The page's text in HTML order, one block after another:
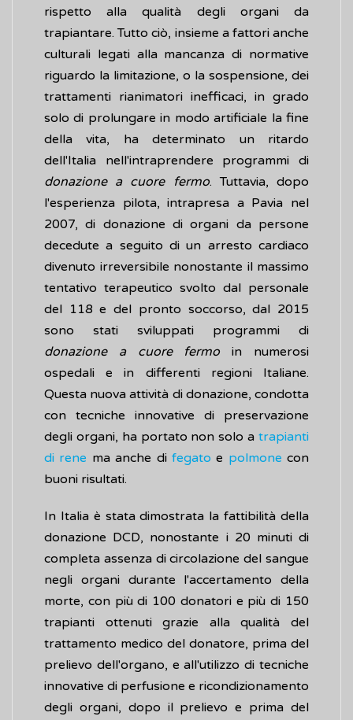
rispetto alla qualità degli organi da
trapiantare. Tutto ciò, insieme a fattori anche
culturali legati alla mancanza di normative
riguardo la limitazione, o la sospensione, dei
trattamenti rianimatori inefficaci, in grado
solo di prolungare in modo artificiale la fine
della vita, ha determinato un ritardo
dell'Italia nell'intraprendere programmi di
donazione a cuore fermo. Tuttavia, dopo
l'esperienza pilota, intrapresa a Pavia nel
2007, di donazione di organi da persone
decedute a seguito di un arresto cardiaco
divenuto irreversibile nonostante il massimo
tentativo terapeutico svolto dal personale
del 118 e del pronto soccorso, dal 2015
sono stati sviluppati programmi di
donazione a cuore fermo in numerosi
ospedali e in differenti regioni Italiane.
Questa nuova attività di donazione, condotta
con tecniche innovative di preservazione
degli organi, ha portato non solo a trapianti
di rene ma anche di fegato e polmone con
buoni risultati.
In Italia è stata dimostrata la fattibilità della
donazione DCD, nonostante i 20 minuti di
completa assenza di circolazione del sangue
negli organi durante l'accertamento della
morte, con più di 100 donatori e più di 150
trapianti ottenuti grazie alla qualità del
trattamento medico del donatore, prima del
prelievo dell'organo, e all'utilizzo di tecniche
innovative di perfusione e ricondizionamento
degli organi, dopo il prelievo e prima del